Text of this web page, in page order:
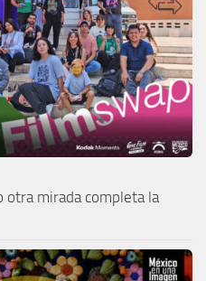
otra mirada completa la